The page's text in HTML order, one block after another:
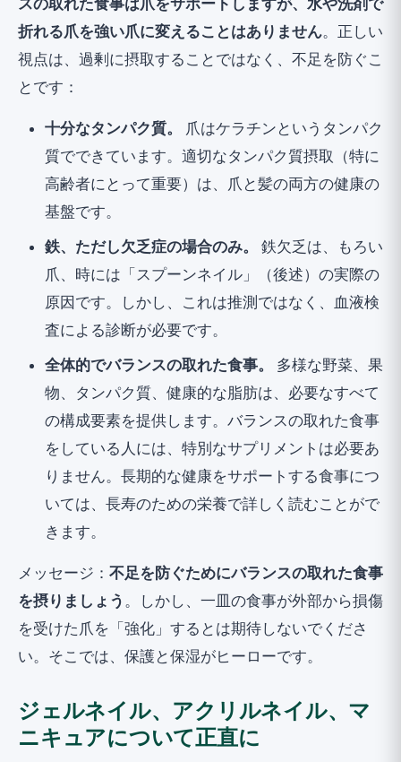
スの取れた食事は爪をサポートしますが、水や洗剤で
折れる爪を強い爪に変えることはありません。正しい
視点は、過剰に摂取することではなく、不足を防ぐこ
とです：
十分なタンパク質。
爪はケラチンというタンパク
質でできています。適切なタンパク質摂取（特に
高齢者にとって重要）は、爪と髪の両方の健康の
基盤です。
鉄、ただし欠乏症の場合のみ。
鉄欠乏は、もろい
爪、時には「スプーンネイル」（後述）の実際の
原因です。しかし、これは推測ではなく、血液検
査による診断が必要です。
全体的でバランスの取れた食事。
多様な野菜、果
物、タンパク質、健康的な脂肪は、必要なすべて
の構成要素を提供します。バランスの取れた食事
をしている人には、特別なサプリメントは必要あ
りません。長期的な健康をサポートする食事につ
いては、 長寿のための栄養で詳しく読むことがで
きます。
メッセージ： 不足を防ぐためにバランスの取れた食事
を摂りましょう。しかし、一皿の食事が外部から損傷
を受けた爪を「強化」するとは期待しないでくださ
い。そこでは、保護と保湿がヒーローです。
ジェルネイル、アクリルネイル、マ
ニキュアについて正直に